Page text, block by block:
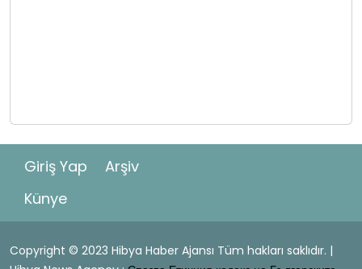
Giriş Yap
Arşiv
Künye
Copyright © 2023 Hibya Haber Ajansı Tüm hakları saklıdır. |